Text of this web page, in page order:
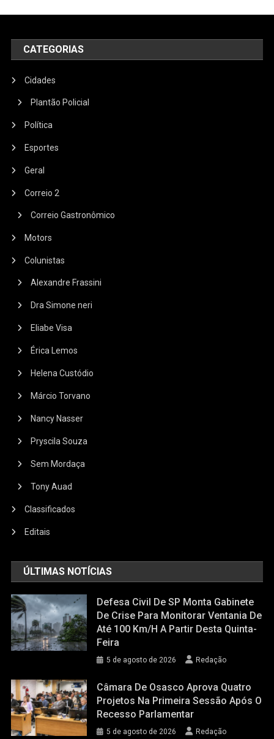
CATEGORIAS
Cidades
Plantão Policial
Política
Esportes
Geral
Correio 2
Correio Gastronômico
Motors
Colunistas
Alexandre Frassini
Dra Simone neri
Eliabe Visa
Érica Lemos
Helena Custódio
Márcio Torvano
Nancy Nasser
Pryscila Souza
Sem Mordaça
Tony Auad
Classificados
Editais
ÚLTIMAS NOTÍCIAS
Defesa Civil De SP Monta Gabinete
De Crise Para Monitorar Ventania De
Até 100 Km/h A Partir Desta Quinta-
Feira
5 de agosto de 2026 Redação
Câmara De Osasco Aprova Quatro
Projetos Na Primeira Sessão Após O
Recesso Parlamentar
5 de agosto de 2026 Redação